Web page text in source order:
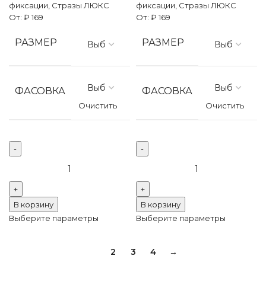
фиксации Стразы ЛЮКС
От: ₽ 169
РАЗМЕР
ФАСОВКА
Очистить
Термоклеевые
стразы
Люкс
Montana
В корзину
Выберите параметры
фиксации Стразы ЛЮКС
От: ₽ 169
РАЗМЕР
ФАСОВКА
Очистить
Термоклеевые
стразы
Люкс
Peocock
В корзину
Выберите параметры
2 3 4 →